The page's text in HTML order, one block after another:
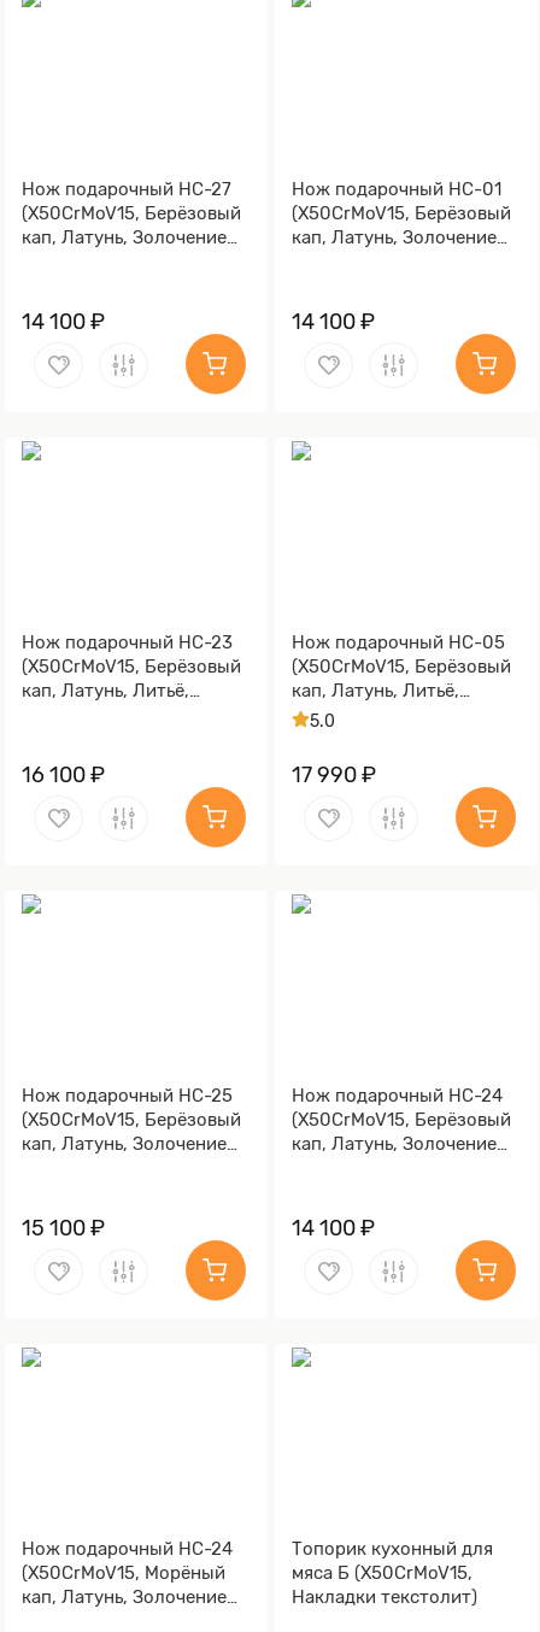
Нож подарочный НС-27
(X50CrMoV15, Берёзовый
кап, Латунь, Золочение
14 100 ₽
Нож подарочный НС-01
(X50CrMoV15, Берёзовый
кап, Латунь, Золочение
14 100 ₽
Нож подарочный НС-23
(X50CrMoV15, Берёзовый
кап, Латунь, Литьё,
16 100 ₽
Нож подарочный НС-05
(X50CrMoV15, Берёзовый
кап, Латунь, Литьё,
Золочение клинка гарды
5.0
17 990 ₽
Нож подарочный НС-25
(X50CrMoV15, Берёзовый
кап, Латунь, Золочение
15 100 ₽
Нож подарочный НС-24
(X50CrMoV15, Берёзовый
кап, Латунь, Золочение
14 100 ₽
Нож подарочный НС-24
(X50CrMoV15, Морёный
кап, Латунь, Золочение
Топорик кухонный для
мяса Б (X50CrMoV15,
Накладки текстолит)